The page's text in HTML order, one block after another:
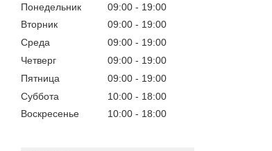
Понедельник 09:00
19:00
Вторник
09:00
19:00
Среда
09:00
19:00
Четверг
09:00
19:00
Пятница
09:00
19:00
Суббота
10:00
18:00
Воскресенье
10:00 18:00